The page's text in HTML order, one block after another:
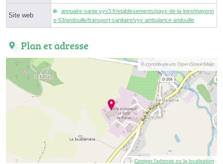
Site web
annuaire-sante.vyv3.fr/etablissements/pays-de-la-loire/mayenn
e-53/andouille/transport-sanitaire/vyv-ambulance-andouille
Plan et adresse
© contributeurs OpenStreetMap
Corriger l’adresse ou la localisation